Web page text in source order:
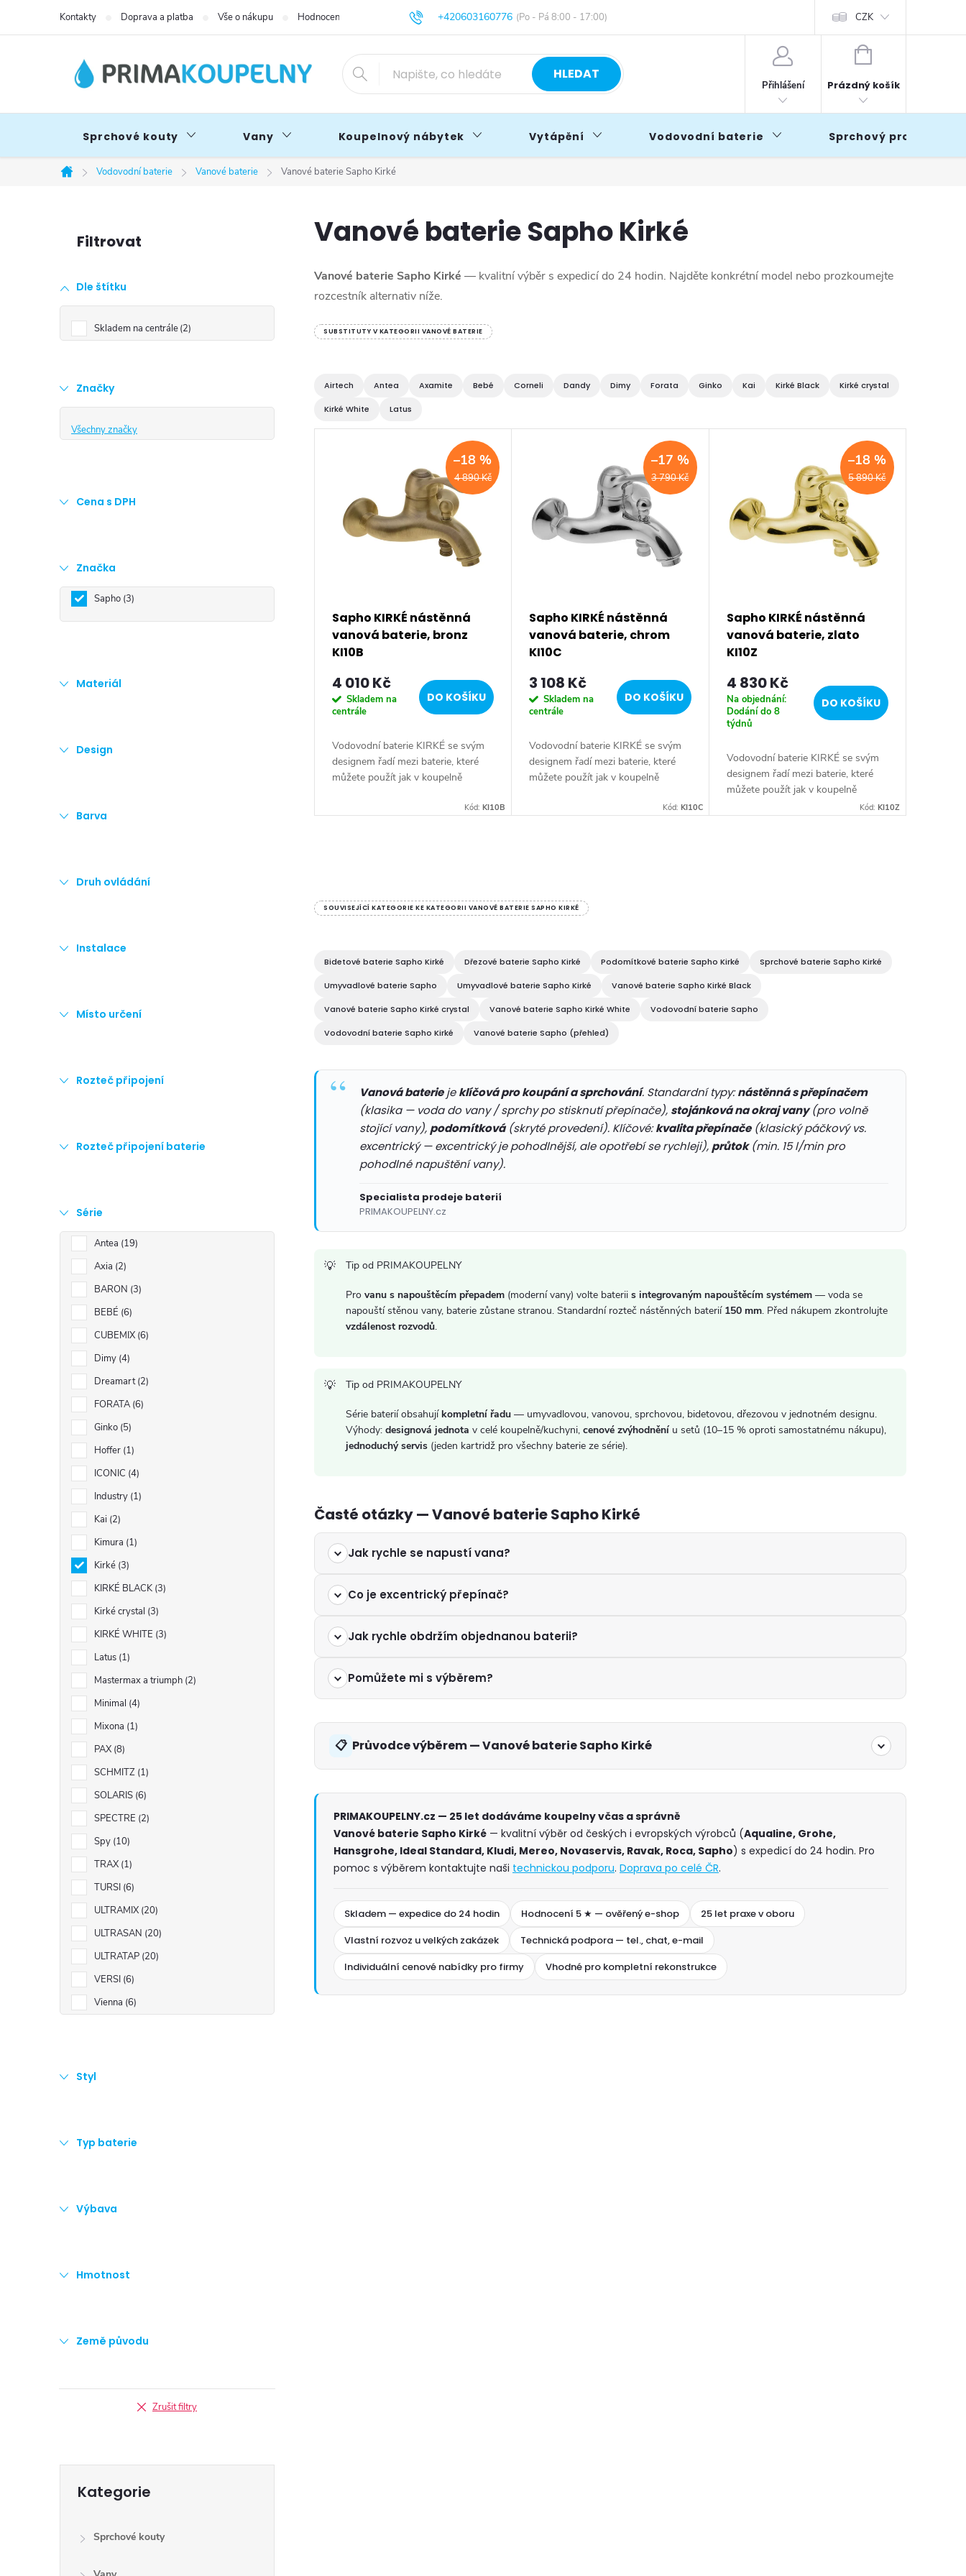
+420603160776
info@primakoupelny.cz
Kontakty Doprava a platba Vše o nákupu Hodnocení obchodu Obchodní podmínky Blog CZK
HLEDAT
Přihlášení
NÁKUPNÍ
Prázdný košík
Sprchové kouty Vany Koupelnový nábytek Vytápění Vodovodní baterie Sprchový program
Domů
Vodovodní baterie Vanové baterie Vanové baterie Sapho Kirké
s
t
r
a
n
p
a
n
l
Dle štítku
Skladem na centrále 2
Značky
Všechny značky
Cena s DPH
Značka
Sapho 3
Materiál
Design
Barva
Druh ovládání
Instalace
Místo určení
Rozteč připojení
Rozteč připojení baterie
Série
Antea 19
Axia 2
BARON 3
BEBÉ 6
CUBEMIX 6
Dimy 4
Dreamart 2
FORATA 6
Ginko 5
Hoffer 1
ICONIC 4
Industry 1
Kai 2
Kimura 1
Kirké 3
KIRKÉ BLACK 3
Kirké crystal 3
KIRKÉ WHITE 3
Latus 1
Mastermax a triumph 2
Minimal 4
Mixona 1
PAX 8
SCHMITZ 1
SOLARIS 6
SPECTRE 2
Spy 10
TRAX 1
TURSI 6
ULTRAMIX 20
ULTRASAN 20
ULTRATAP 20
VERSI 6
Vienna 6
Styl
Typ baterie
Výbava
Hmotnost
Země původu
Zrušit filtry
kategorie
Kategorie
Sprchové kouty
Vanové baterie Sapho Kirké
Vanové baterie Sapho Kirké — kvalitní výběr s expedicí do 24 hodin. Najděte konkrétní model nebo prozkoumejte
rozcestník alternativ níže.
SUBSTITUTY V KATEGORII VANOVÉ BATERIE
Airtech Antea Axamite Bebé Corneli Dandy Dimy Forata Ginko Kai Kirké Black Kirké crystal
Kirké White Latus
k
4 890 Kč
–18 %
Sapho KIRKÉ nástěnná
vanová baterie, bronz
KI10B
4 010 Kč
Skladem na
centrále
DO KOŠÍKU
Vodovodní baterie KIRKÉ se svým
designem řadí mezi baterie, které
můžete použít jak v koupelně
retro stylu. Oproti kohoutkovým
Kód:KI10B
3 790 Kč
–17 %
Sapho KIRKÉ nástěnná
vanová baterie, chrom
KI10C
3 108 Kč
Skladem na
centrále
DO KOŠÍKU
Vodovodní baterie KIRKÉ se svým
designem řadí mezi baterie, které
můžete použít jak v koupelně
retro stylu. Oproti kohoutkovým
Kód: KI10C
5 890 Kč
–18 %
Sapho KIRKÉ nástěnná
vanová baterie, zlato
KI10Z
4 830 Kč
Na objednání:
Dodání do 8
týdnů
DO KOŠÍKU
Vodovodní baterie KIRKÉ se svým
designem řadí mezi baterie, které
můžete použít jak v koupelně
moderní, tak i v koupelně zařízené v
Kód: KI10Z
v
á
d
a
c
í
ý
u
SOUVISEJÍCÍ KATEGORIE KE KATEGORII VANOVÉ BATERIE SAPHO KIRKÉ
Bidetové baterie Sapho Kirké Dřezové baterie Sapho Kirké Podomítkové baterie Sapho Kirké Sprchové baterie Sapho Kirké
Umyvadlové baterie Sapho Umyvadlové baterie Sapho Kirké Vanové baterie Sapho Kirké Black
Vanové baterie Sapho Kirké crystal Vanové baterie Sapho Kirké White Vodovodní baterie Sapho
Vodovodní baterie Sapho Kirké Vanové baterie Sapho (přehled)
Vanová bateriejeklíčová pro koupání a sprchování. Standardní typy:nástěnná s přepínačem
(klasika — voda do vany / sprchy po stisknutí přepínače), stojánková na okraj vany(pro volně
stojící vany), podomítková(skryté provedení). Klíčové:kvalita přepínače(klasický páčkový vs.
excentrický — excentrický je pohodlnější, ale opotřebí se rychleji), průtok(min. 15 l/min pro
pohodlné napuštění vany).
Specialista prodeje baterií
PRIMAKOUPELNY.cz
Tip od PRIMAKOUPELNY
Pro vanu s napouštěcím přepadem (moderní vany) volte baterii s integrovaným napouštěcím systémem — voda se
napouští stěnou vany, baterie zůstane stranou. Standardní rozteč nástěnných baterií 150 mm. Před nákupem zkontrolujte
vzdálenost rozvodů.
Tip od PRIMAKOUPELNY
Série baterií obsahují kompletní řadu — umyvadlovou, vanovou, sprchovou, bidetovou, dřezovou v jednotném designu.
Výhody: designová jednota v celé koupelně/kuchyni, cenové zvýhodnění u setů (10–15 % oproti samostatnému nákupu),
jednoduchý servis (jeden kartridž pro všechny baterie ze série).
Časté otázky — Vanové baterie Sapho Kirké
Jak rychle se napustí vana?
Co je excentrický přepínač?
Jak rychle obdržím objednanou baterii?
Pomůžete mi s výběrem?
Průvodce výběrem — Vanové baterie Sapho Kirké
PRIMAKOUPELNY.cz — 25 let dodáváme koupelny včas a správně
Vanové baterie Sapho Kirké — kvalitní výběr od českých i evropských výrobců (Aqualine, Grohe,
Hansgrohe, Ideal Standard, Kludi, Mereo, Novaservis, Ravak, Roca, Sapho) s expedicí do 24 hodin. Pro
pomoc s výběrem kontaktujte naši technickou podporu. Doprava po celé ČR.
Skladem — expedice do 24 hodin Hodnocení 5 ★ — ověřený e-shop
25 let praxe v oboru
Vlastní rozvoz u velkých zakázek
Technická podpora — tel., chat, e-mail
Individuální cenové nabídky pro firmy
Vhodné pro kompletní rekonstrukce